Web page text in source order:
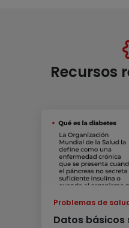
Recursos
Problemas de
Datos básicos